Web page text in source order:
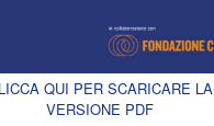
QUI PER SCARICARE LA
VERSIONE PDF